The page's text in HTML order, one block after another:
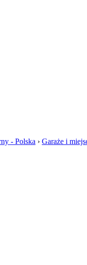
- Polska › Garaże i